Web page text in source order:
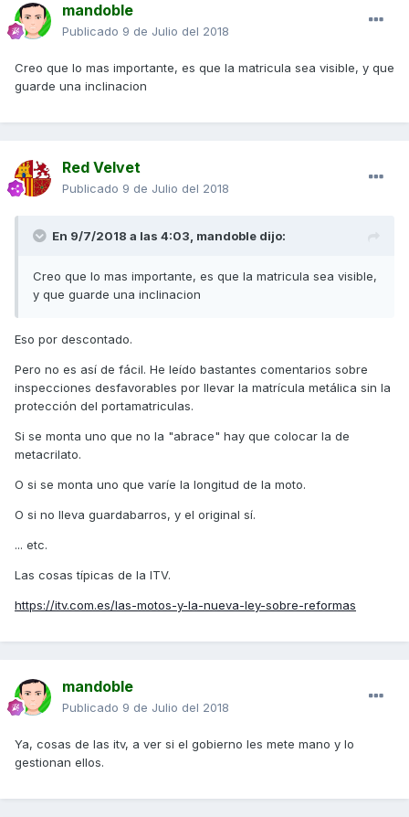
mandoble
Publicado 9 de Julio del 2018
Creo que lo mas importante, es que la matricula sea visible, y que
guarde una inclinacion
Red Velvet
Publicado 9 de Julio del 2018
En 9/7/2018 a las 4:03, mandoble dijo:
Creo que lo mas importante, es que la matricula sea visible,
y que guarde una inclinacion
Eso por descontado.
Pero no es así de fácil. He leído bastantes comentarios sobre
inspecciones desfavorables por llevar la matrícula metálica sin la
protección del portamatriculas.
Si se monta uno que no la "abrace" hay que colocar la de
metacrilato.
O si se monta uno que varíe la longitud de la moto.
O si no lleva guardabarros, y el original sí.
... etc.
Las cosas típicas de la ITV.
https://itv.com.es/las-motos-y-la-nueva-ley-sobre-reformas
mandoble
Publicado 9 de Julio del 2018
Ya, cosas de las itv, a ver si el gobierno les mete mano y lo
gestionan ellos.